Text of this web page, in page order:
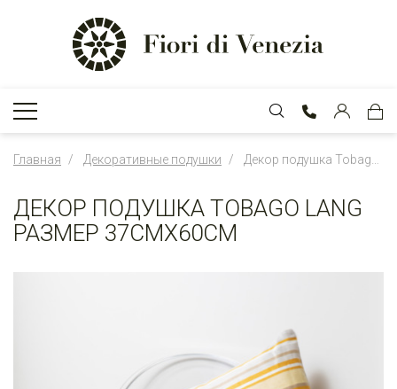
Главная Декоративные подушки Декор подушка Tobago Lang размер 37смx60см
ДЕКОР ПОДУШКА TOBAGO LANG
РАЗМЕР 37СМX60СМ